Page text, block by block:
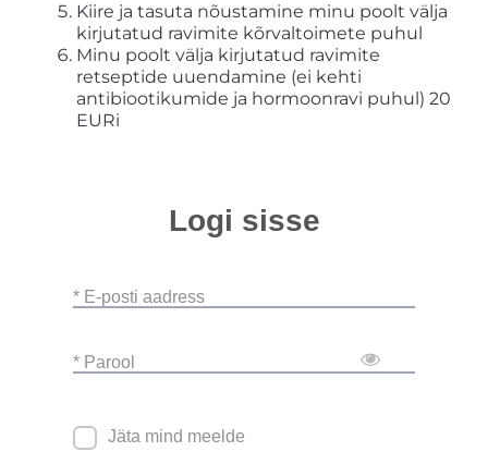
Kiire ja tasuta nõustamine minu poolt välja
kirjutatud ravimite kõrvaltoimete puhul
Minu poolt välja kirjutatud ravimite
retseptide uuendamine (ei kehti
antibiootikumide ja hormoonravi puhul) 20
EURi
Logi sisse
* E-posti aadress
* Parool
Jäta mind meelde